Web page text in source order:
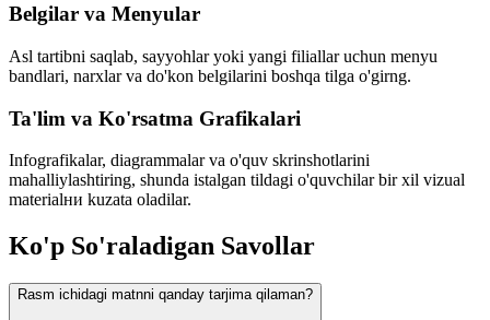
Belgilar va Menyular
Asl tartibni saqlab, sayyohlar yoki yangi filiallar uchun menyu
bandlari, narxlar va do'kon belgilarini boshqa tilga o'girng.
Ta'lim va Ko'rsatma Grafikalari
Infografikalar, diagrammalar va o'quv skrinshotlarini
mahalliylashtiring, shunda istalgan tildagi o'quvchilar bir xil vizual
materialни kuzata oladilar.
Ko'p So'raladigan Savollar
Rasm ichidagi matnni qanday tarjima qilaman?